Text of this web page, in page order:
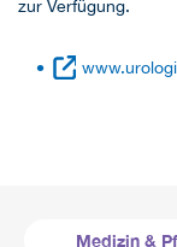
zur Verfügung.
Medizin &